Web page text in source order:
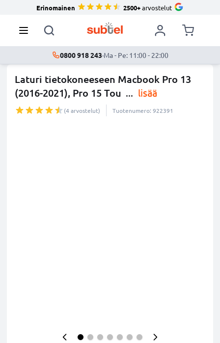
Erinomainen 2500+arvostelut
0800 918 243·Ma - Pe: 11:00 - 22:00
Laturi tietokoneeseen Macbook Pro 13
(2016-2021), Pro 15 Tou ... lisää
(4 arvostelut) Tuotenumero: 922391